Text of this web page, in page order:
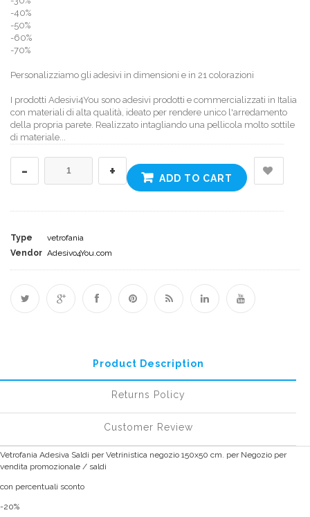
-40%
-50%
-60%
-70%
Personalizziamo gli adesivi in dimensioni e in 21 colorazioni
I prodotti Adesivi4You sono adesivi prodotti e commercializzati in Italia
con materiali di alta qualità, ideato per rendere unico l'arredamento
della propria parete. Realizzato intagliando una pellicola molto sottile
di materiale...
- + ADD TO CART
Type
vetrofania
Vendor Adesivo4You.com
Product Description
Returns Policy
Customer Review
Vetrofania Adesiva Saldi per Vetrinistica negozio 150x50 cm. per Negozio per
vendita promozionale / saldi
con percentuali sconto
-20%